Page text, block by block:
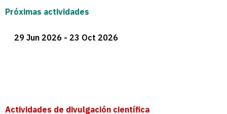
Próximas actividades